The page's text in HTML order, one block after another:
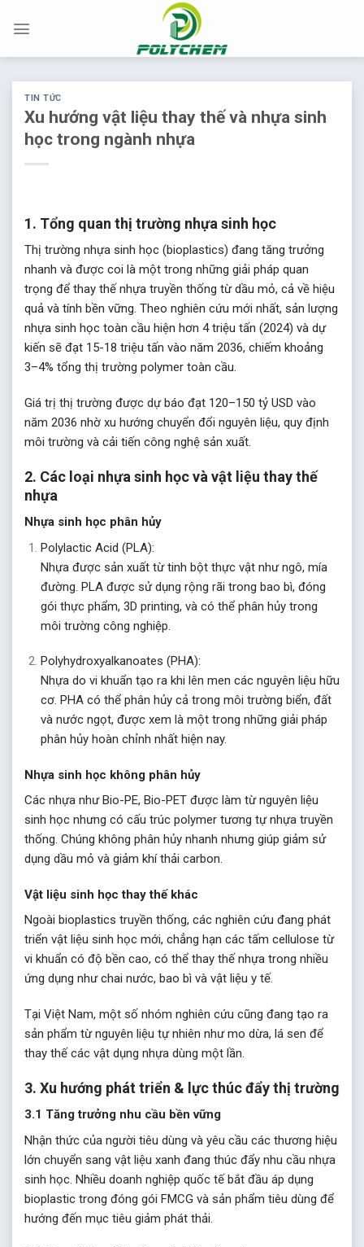
đến
TIN TỨC
Xu hướng vật liệu thay thế và nhựa sinh
học trong ngành nhựa
1. Tổng quan thị trường nhựa sinh học
Thị trường nhựa sinh học (bioplastics) đang tăng trưởng
nhanh và được coi là một trong những giải pháp quan
trọng để thay thế nhựa truyền thống từ dầu mỏ, cả về hiệu
quả và tính bền vững. Theo nghiên cứu mới nhất, sản lượng
nhựa sinh học toàn cầu hiện hơn 4 triệu tấn (2024) và dự
kiến sẽ đạt 15-18 triệu tấn vào năm 2036, chiếm khoảng
3–4% tổng thị trường polymer toàn cầu.
Giá trị thị trường được dự báo đạt 120–150 tỷ USD vào
năm 2036 nhờ xu hướng chuyển đổi nguyên liệu, quy định
môi trường và cải tiến công nghệ sản xuất.
2. Các loại nhựa sinh học và vật liệu thay thế
nhựa
Nhựa sinh học phân hủy
Polylactic Acid (PLA):
Nhựa được sản xuất từ tinh bột thực vật như ngô, mía
đường. PLA được sử dụng rộng rãi trong bao bì, đóng
gói thực phẩm, 3D printing, và có thể phân hủy trong
môi trường công nghiệp.
Polyhydroxyalkanoates (PHA):
Nhựa do vi khuẩn tạo ra khi lên men các nguyên liệu hữu
cơ. PHA có thể phân hủy cả trong môi trường biển, đất
và nước ngọt, được xem là một trong những giải pháp
phân hủy hoàn chỉnh nhất hiện nay.
Nhựa sinh học không phân hủy
Các nhựa như Bio-PE, Bio-PET được làm từ nguyên liệu
sinh học nhưng có cấu trúc polymer tương tự nhựa truyền
thống. Chúng không phân hủy nhanh nhưng giúp giảm sử
dụng dầu mỏ và giảm khí thải carbon.
Vật liệu sinh học thay thế khác
Ngoài bioplastics truyền thống, các nghiên cứu đang phát
triển vật liệu sinh học mới, chẳng hạn các tấm cellulose từ
vi khuẩn có độ bền cao, có thể thay thế nhựa trong nhiều
ứng dụng như chai nước, bao bì và vật liệu y tế.
Tại Việt Nam, một số nhóm nghiên cứu cũng đang tạo ra
sản phẩm từ nguyên liệu tự nhiên như mo dừa, lá sen để
thay thế các vật dụng nhựa dùng một lần.
3. Xu hướng phát triển & lực thúc đẩy thị trường
3.1 Tăng trưởng nhu cầu bền vững
Nhận thức của người tiêu dùng và yêu cầu các thương hiệu
lớn chuyển sang vật liệu xanh đang thúc đẩy nhu cầu nhựa
sinh học. Nhiều doanh nghiệp quốc tế bắt đầu áp dụng
bioplastic trong đóng gói FMCG và sản phẩm tiêu dùng để
hướng đến mục tiêu giảm phát thải.